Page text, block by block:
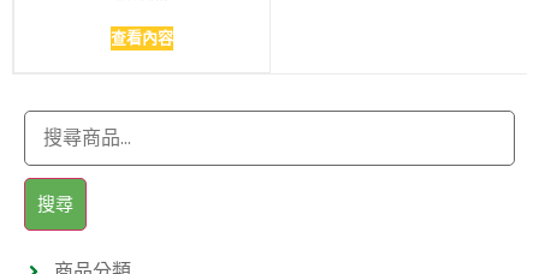
查看內容
搜尋